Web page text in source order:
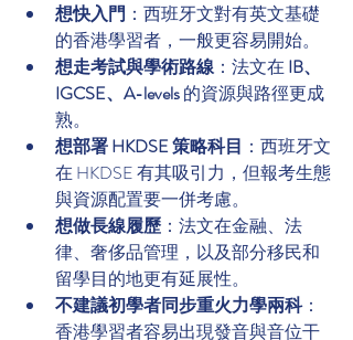
想快入門 ：西班牙文對有英文基礎
的香港學習者，一般更容易開始。
想走考試與學術路線 ：法文在 IB、
IGCSE、A-levels 的資源與路徑更成
熟。
想部署 HKDSE 策略科目 ：西班牙文
在 HKDSE 有其吸引力，但報考生態
與資源配置要一併考慮。
想做長線履歷 ：法文在金融、法
律、奢侈品管理，以及部分移民和
留學目的地更有延展性。
不建議初學者同步重火力學兩科：
香港學習者容易出現發音與音位干